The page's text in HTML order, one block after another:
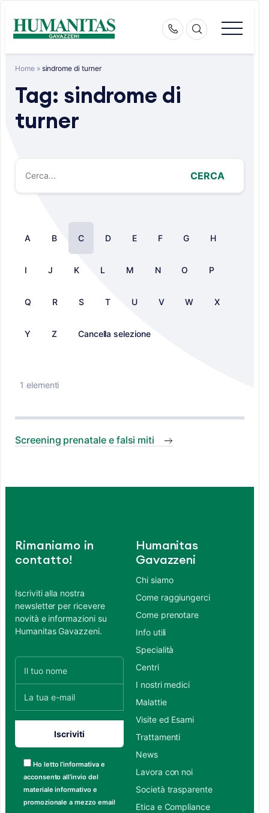
content
Home» sindrome di turner
Tag: sindrome di
turner
CERCA
A B C D E F G H
I J K L M N O P
Q R S T U V W X
Y Z Cancella selezione
1 elementi
Screening prenatale e falsi miti
Rimaniamo in
contatto!
Iscriviti alla nostra
newsletter per ricevere
novità e informazioni su
Humanitas Gavazzeni.
Ho letto l’informativa e
acconsento all’invio del
materiale informativo e
promozionale a mezzo email
Humanitas
Gavazzeni
Chi siamo
Come raggiungerci
Come prenotare
Info utili
Specialità
Centri
I nostri medici
Malattie
Visite ed Esami
Trattamenti
News
Lavora con noi
Società trasparente
Etica e Compliance